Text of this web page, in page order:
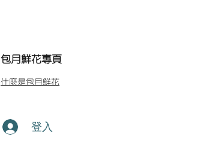
包月鮮花專頁
什麼是包月鮮花
登入